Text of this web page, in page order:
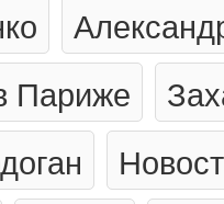
Париже